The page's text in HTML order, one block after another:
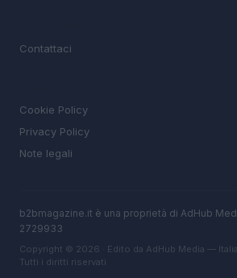
Contattaci
Cookie Policy
Privacy Policy
Note legali
b2bmagazine.it è una proprietà di AdHub
2729933
Copyright © 2026 · Edito da AdHub Media — Italia
Tutti i diritti riservati